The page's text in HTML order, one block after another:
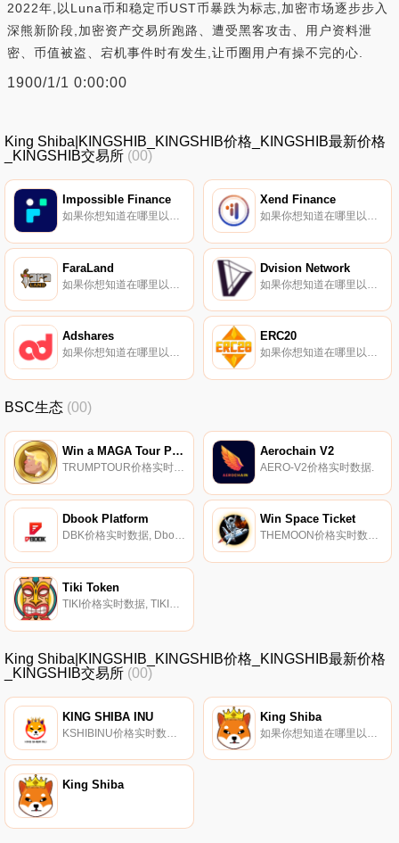
2022年,以Luna币和稳定币UST币暴跌为标志,加密市场逐步步入
深熊新阶段,加密资产交易所跑路、遭受黑客攻击、用户资料泄
密、币值被盗、宕机事件时有发生,让币圈用户有操不完的心.
1900/1/1 0:00:00
King Shiba|KINGSHIB_KINGSHIB价格_KINGSHIB最新价格
_KINGSHIB交易所 (00)
Impossible Finance
如果你想知道在哪里以当前价格购买Impossible Finance,目前交易{Impossible Finance]股票的顶级加密货币交易所是PancakeSwap（V2）和DODO（BSC）。您可以在我们的加密货币交易所页面上找到其他列表.
Xend Finance
如果你想知道在哪里以当前价格购买Xend Finance,目前交易{Xend Finance]股票的顶级加密货币交易所是Gate.io、MEXC、AscendEX（BitMax）、PancakeSwap（V2）和JuXEND。您可以在我们的加密货币交易所页面上找到其他列表.
FaraLand Dvision Network
Adshares
如果你想知道在哪里以当前价格购买Adshares,目前交易{Adshares]股票的顶级加密货币交易所是BitMart、Changelly PRO和Graviex。您可以在我们的加密货币交易所页面上找到其他列表.
ERC20
如果你想知道在哪里以当前价格购买ERC20,目前交易{ERC20]股票的顶级加密货币交易所是PancakeSwap（V2）、Uniswap（BSC）、PancakeSwap和JulSwap。您可以在我们的加密货币交易所页面上找到其他列表.
BSC生态 (00)
Win a MAGA Tour Package
TRUMPTOUR价格实时数据现在总统正计划重返“再次拯救美国”,我们想给你一个赢得彩票的机会,让你真正见到#45和伟大的Bill O•；赖利亲自与“特朗普；历史之旅；.
Aerochain V2
AERO-V2价格实时数据.
Dbook Platform
DBK价格实时数据, Dbook Platform希望创建一个去中心化的商业运营,让每个代币持有者都对如何开展和运营业务有发言权,并从业务本身获得股息和利润分享.
Win Space Ticket
THEMOON价格实时数据, WinSpaceTicket为您提供了一个赢得太空门票资金的机会,目标是让尽可能多的获奖者。WinSpaceTicket是币安智能链上的一个反射式defi代币.
Tiki Token
TIKI价格实时数据, TIKI是币安智能链（BSC）上产生收益的合同的下一个演变：你可以在BNB而不是代币中获得奖励。经典再分配这是Safemoon推广的一个概念。该机制激励代币持有者持有代币,以从交易（买卖）中赚取股息。再分配基于百分比（在合同中）、当前代币余额和持有者数量.
King Shiba|KINGSHIB_KINGSHIB价格_KINGSHIB最新价格
_KINGSHIB交易所 (00)
KING SHIBA INU King Shiba
King Shiba